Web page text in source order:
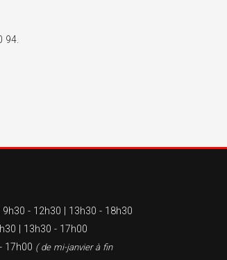
94.
9h30 - 12h30 | 13h30 - 18h30
| 13h30 - 17h00
17h00 ( de mi-janvier à fin